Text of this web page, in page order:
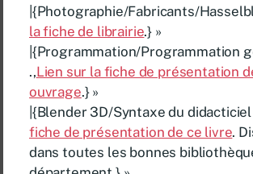
|{Photographie/Fabricants/
la fiche de librairie.} »
|{Programmation/Programmation
.,Lien sur la fiche de présentation
ouvrage.} »
|{Blender 3D/Syntaxe du didacticiel
fiche de présentation de ce livre.
dans toutes les bonnes